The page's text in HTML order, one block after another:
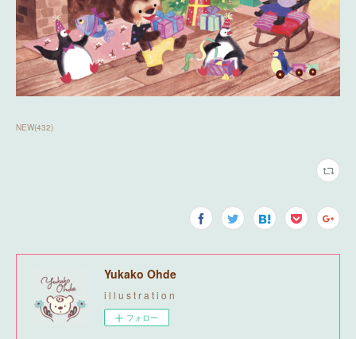
NEW(432)
Yukako Ohde
i l l u s t r a t i o n
フォロー